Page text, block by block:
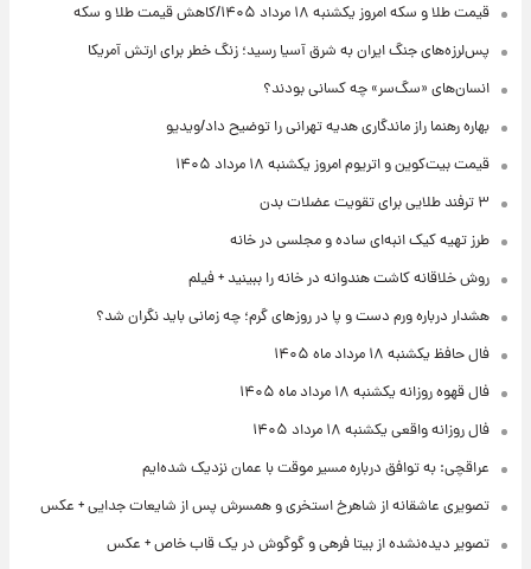
قیمت طلا و سکه امروز یکشنبه ۱۸ مرداد ۱۴۰۵/کاهش قیمت طلا و سکه
پس‌لرزه‌های جنگ ایران به شرق آسیا رسید؛ زنگ خطر برای ارتش آمریکا
انسان‌های «سگ‌سر» چه کسانی بودند؟
بهاره رهنما راز ماندگاری هدیه تهرانی را توضیح داد/ویدیو
قیمت بیت‌کوین و اتریوم امروز یکشنبه ۱۸ مرداد ۱۴۰۵
۳ ترفند طلایی برای تقویت عضلات بدن
طرز تهیه کیک انبه‌ای ساده و مجلسی در خانه
روش خلاقانه کاشت هندوانه در خانه را ببینید + فیلم
هشدار درباره ورم دست و پا در روزهای گرم؛ چه زمانی باید نگران شد؟
فال حافظ یکشنبه ۱۸ مرداد ماه ۱۴۰۵
فال قهوه روزانه یکشنبه ۱۸ مرداد ماه ۱۴۰۵
فال روزانه واقعی یکشنبه ۱۸ مرداد ۱۴۰۵
عراقچی: به توافق درباره مسیر موقت با عمان نزدیک شده‌ایم
تصویری عاشقانه از شاهرخ استخری و همسرش پس از شایعات جدایی + عکس
تصویر دیده‌نشده از بیتا فرهی و گوگوش در یک قاب خاص + عکس